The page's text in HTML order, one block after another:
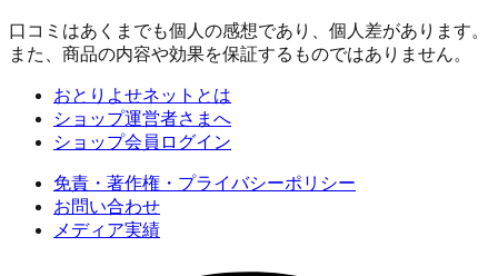
口コミはあくまでも個人の感想であり、個人差があります。
また、商品の内容や効果を保証するものではありません。
おとりよせネットとは
ショップ運営者さまへ
ショップ会員ログイン
免責・著作権・プライバシーポリシー
お問い合わせ
メディア実績